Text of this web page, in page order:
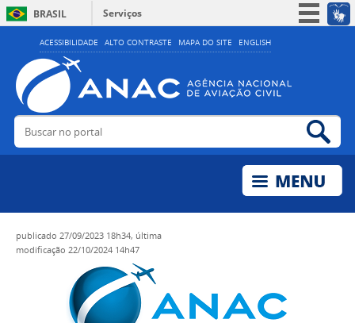
ACESSIBILIDADE ALTO CONTRASTE MAPA DO SITE ENGLISH
BRASIL
Serviços
Simplifique!
Acesso à informação
Legislação
Buscar no portal
publicado 27/09/2023 18h34, última
modificação 22/10/2024 14h47